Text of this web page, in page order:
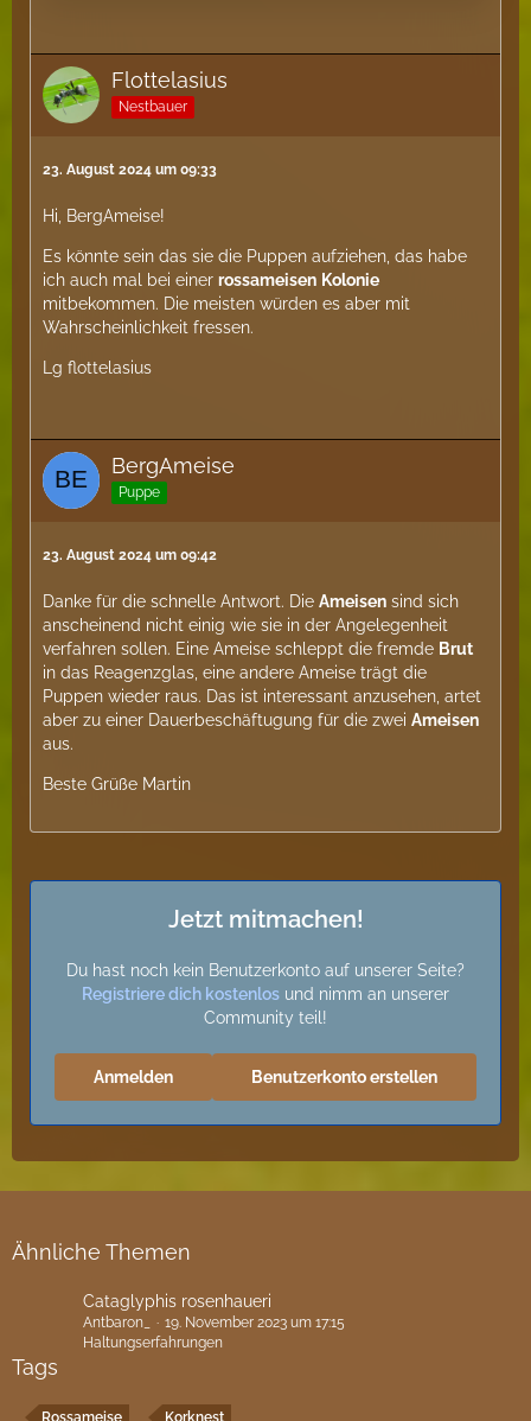
Flottelasius
Nestbauer
23. August 2024 um 09:33
Hi, BergAmeise!
Es könnte sein das sie die Puppen aufziehen, das habe
ich auch mal bei einer rossameisen Kolonie
mitbekommen. Die meisten würden es aber mit
Wahrscheinlichkeit fressen.
Lg flottelasius
BergAmeise
Puppe
23. August 2024 um 09:42
Danke für die schnelle Antwort. Die Ameisen sind sich
anscheinend nicht einig wie sie in der Angelegenheit
verfahren sollen. Eine Ameise schleppt die fremde Brut
in das Reagenzglas, eine andere Ameise trägt die
Puppen wieder raus. Das ist interessant anzusehen, artet
aber zu einer Dauerbeschäftugung für die zwei Ameisen
aus.
Beste Grüße Martin
Jetzt mitmachen!
Du hast noch kein Benutzerkonto auf unserer Seite?
Registriere dich kostenlos und nimm an unserer
Community teil!
Benutzerkonto erstellen
Anmelden
Ähnliche Themen
Cataglyphis rosenhaueri
Antbaron_
19. November 2023 um 17:15
Haltungserfahrungen
Tags
Rossameise Korknest